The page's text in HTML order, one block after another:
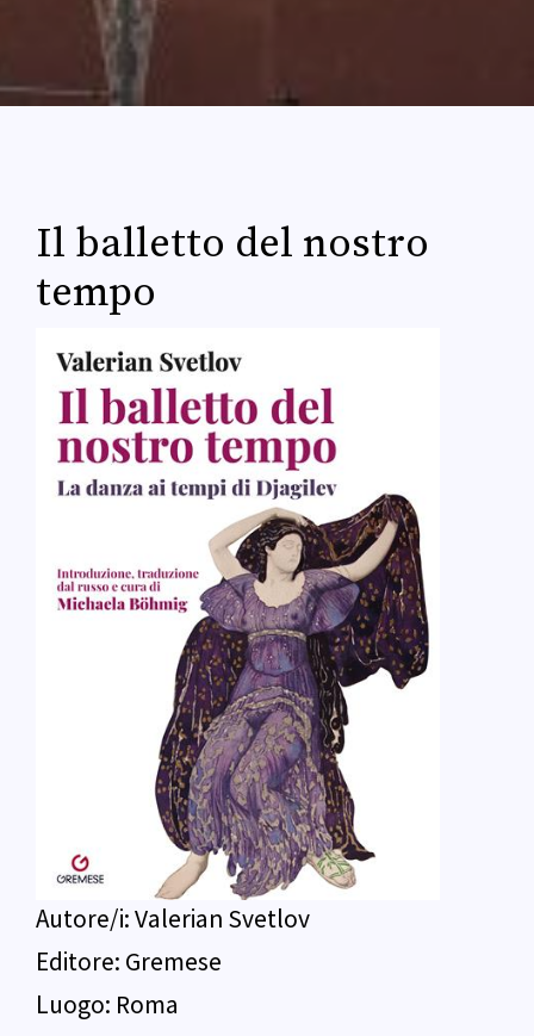
Il balletto del nostro
tempo
Autore/i:Valerian Svetlov
Editore: Gremese
Luogo: Roma